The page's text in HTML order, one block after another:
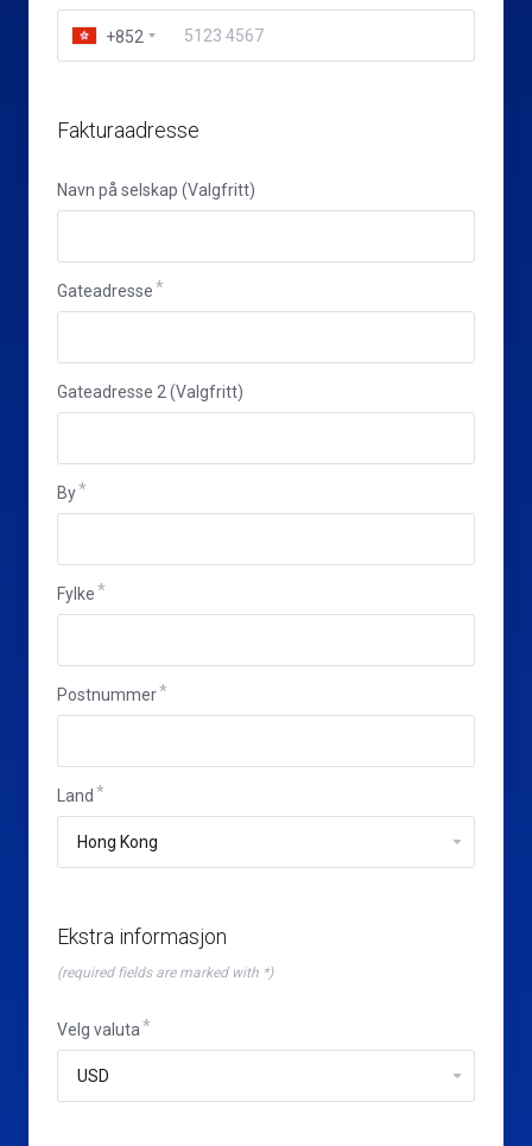
+852
Fakturaadresse
Navn på selskap (Valgfritt)
Gateadresse
Gateadresse 2 (Valgfritt)
By
Fylke
Postnummer
Land
Ekstra informasjon
(required fields are marked with *)
Velg valuta